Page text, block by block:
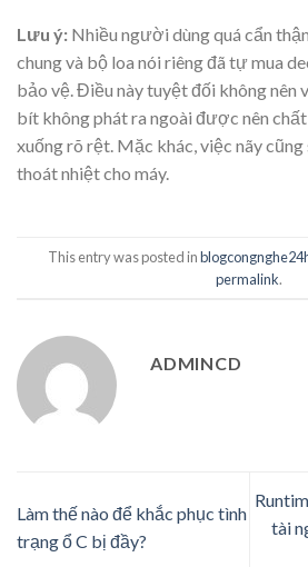
Lưu ý: Nhiều người dùng quá cẩn
chung và bộ loa nói riêng đã tự mua
bảo vệ. Điều này tuyệt đối không nên
bít không phát ra ngoài được nên
xuống rõ rệt. Mặc khác, việc nãy
thoát nhiệt cho máy.
This entry was posted in
permalink.
ADMINCD
Làm thế nào để khắc phục tình
trạng ổ C bị đầy?
tài